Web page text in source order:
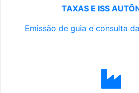
TAXAS E ISS
Emissão de guia e consulta